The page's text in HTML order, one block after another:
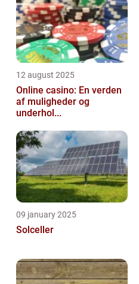
12 august 2025
Online casino: En verden
af muligheder og
underhol...
09 january 2025
Solceller